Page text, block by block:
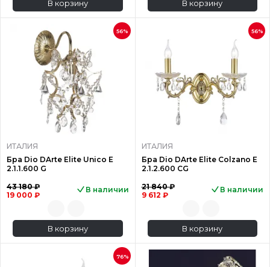
В корзину В корзину
56%
ИТАЛИЯ
Бра Dio DArte Elite Unico E
2.1.1.600 G
43 180 ₽
19 000 ₽
В наличии
В корзину
56%
ИТАЛИЯ
Бра Dio DArte Elite Colzano E
2.1.2.600 CG
21 840 ₽
9 612 ₽
В наличии
В корзину
76%